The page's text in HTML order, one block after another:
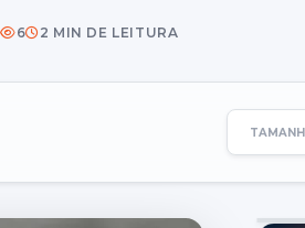
6 2 MIN DE LEITURA